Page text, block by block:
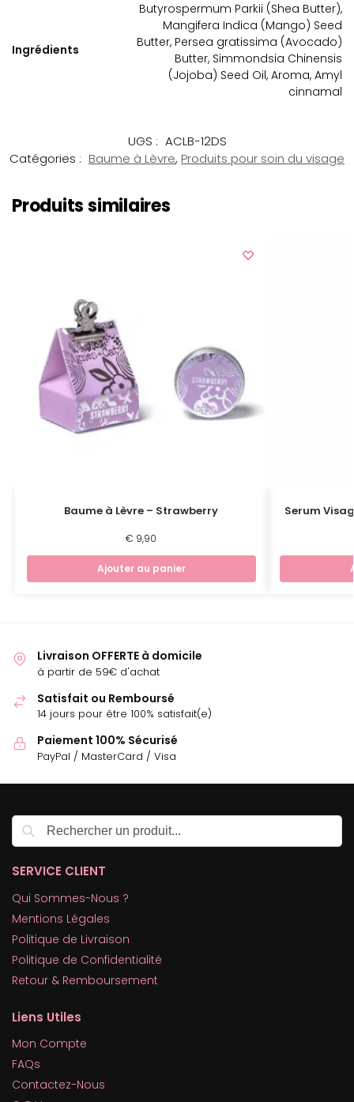
Ingrédients
Butyrospermum Parkii (Shea Butter),
Mangifera Indica (Mango) Seed
Butter, Persea gratissima (Avocado)
Butter, Simmondsia Chinensis
(Jojoba) Seed Oil, Aroma, Amyl
cinnamal
UGS : ACLB-12DS
Catégories : Baume à Lèvre, Produits pour soin du visage
Produits similaires
Baume à Lèvre – Strawberry
€ 9,90
Ajouter au panier
Serum
Livraison OFFERTE à domicile
à partir de 59€ d'achat
Satisfait ou Remboursé
14 jours pour être 100% satisfait(e)
Paiement 100% Sécurisé
PayPal / MasterCard / Visa
SERVICE CLIENT
Qui Sommes-Nous ?
Mentions Légales
Politique de Livraison
Politique de Confidentialité
Retour & Remboursement
Liens Utiles
Mon Compte
FAQs
Contactez-Nous